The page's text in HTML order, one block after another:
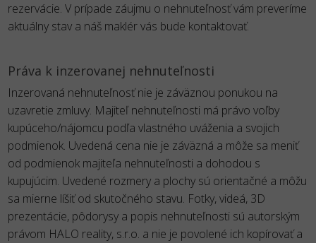
rezervácie. V prípade záujmu o nehnuteľnosť vám preveríme
aktuálny stav a náš maklér vás bude kontaktovať.
Práva k inzerovanej nehnuteľnosti
Inzerovaná nehnuteľnosť nie je záväznou ponukou na
uzavretie zmluvy. Majiteľ nehnuteľnosti má právo voľby
kupúceho/nájomcu podľa vlastného uváženia a svojich
podmienok. Uvedená cena nie je záväzná a môže sa meniť
od podmienok majiteľa nehnuteľnosti a dohodou s
kupujúcim. Uvedené rozmery a plochy sú orientačné a môžu
sa mierne líšiť od skutočného stavu. Fotky, videá, 3D
prezentácie, pôdorysy a popis nehnuteľnosti sú autorským
právom HALO reality, s.r.o. a nie je povolené ich kopírovať a